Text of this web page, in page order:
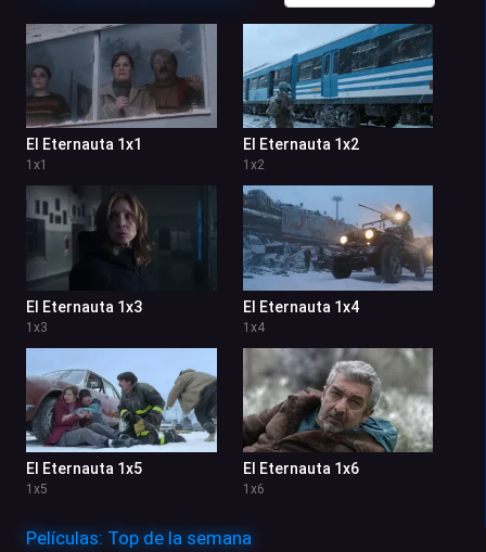
El Eternauta 1x1
1 x1
El Eternauta 1x2
1 x2
El Eternauta 1x3
1 x3
El Eternauta 1x4
1 x4
El Eternauta 1x5
1 x5
El Eternauta 1x6
1 x6
Películas: Top de la semana